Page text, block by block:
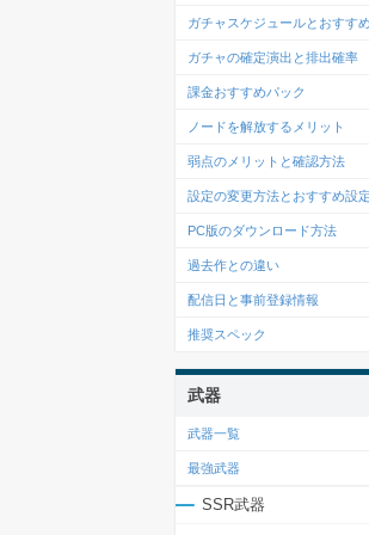
ガチャスケジュールとおすす
ガチャの確定演出と排出確率
課金おすすめパック
ノードを解放するメリット
弱点のメリットと確認方法
設定の変更方法とおすすめ設定
PC版のダウンロード方法
過去作との違い
配信日と事前登録情報
推奨スペック
武器
武器一覧
最強武器
SSR武器